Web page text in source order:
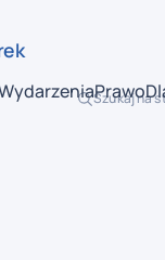
Szukaj na
Prawo